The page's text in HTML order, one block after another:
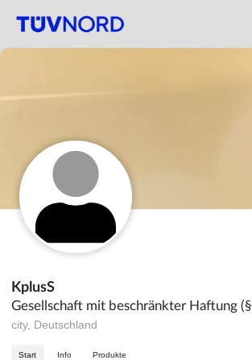
KplusS
Gesellschaft mit beschränkter Haftung
city, Deutschland
Start Info Produkte